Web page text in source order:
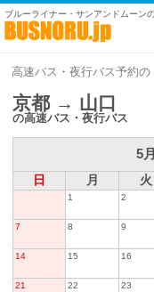
ブルーライナー・サンアンドムーン
高速バス・夜行バス予約の
京都 → 山口
の高速バス・夜行バス
5
日
月 火
1 2
7 8 9
14 15 16
21 22 23